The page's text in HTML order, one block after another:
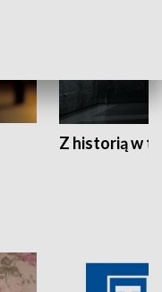
Z historią w